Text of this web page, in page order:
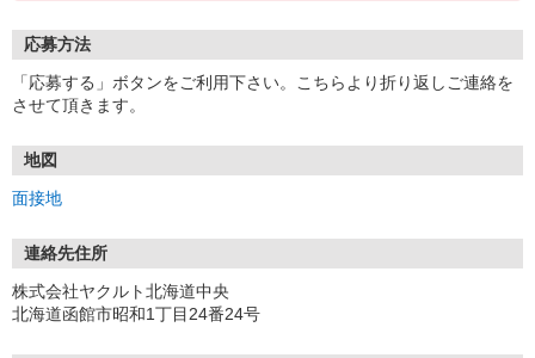
応募方法
「応募する」ボタンをご利用下さい。こちらより折り返しご連絡を
させて頂きます。
地図
面接地
連絡先住所
株式会社ヤクルト北海道中央
北海道函館市昭和1丁目24番24号